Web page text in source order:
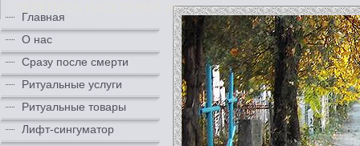
ПЕРЕПИСЬ НАСЕЛЕНИЯ 2021
Главная
О нас
Сразу после смерти
Ритуальные услуги
Ритуальные товары
Лифт-сингуматор